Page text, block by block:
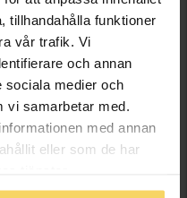
tillhandahålla funktioner
vår trafik. Vi
och annan
sociala medier och
vi samarbetar med.
med annan
eller som de har
leveranstid.